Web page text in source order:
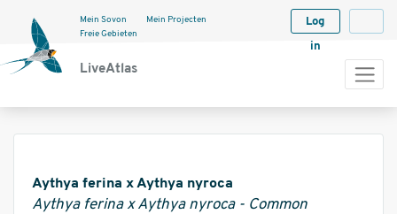
LiveAtlas
Mein Sovon
Mein Projecten
Freie Gebieten
Log
in
Aythya ferina x Aythya nyroca
Aythya ferina x Aythya nyroca - Common